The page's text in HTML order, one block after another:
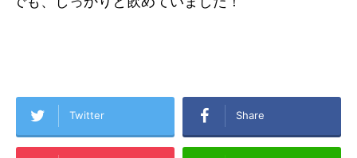
Twitter Share